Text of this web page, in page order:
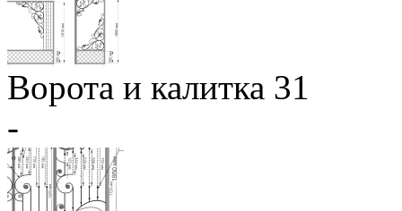
Ворота и калитка 31
-